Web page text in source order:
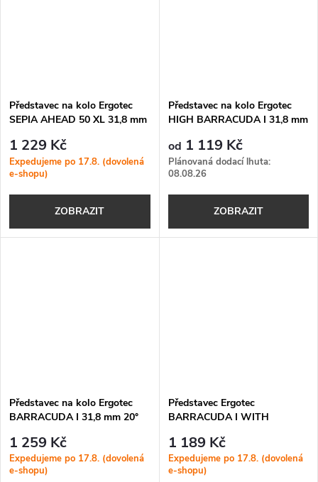
Představec na kolo Ergotec
SEPIA AHEAD 50 XL 31,8 mm
1 229 Kč
Expedujeme po 17.8. (dovolená
e-shopu)
ZOBRAZIT
Představec na kolo Ergotec
HIGH BARRACUDA I 31,8 mm
od 1 119 Kč
Plánovaná dodací lhuta:
08.08.26
ZOBRAZIT
Představec na kolo Ergotec
BARRACUDA I 31,8 mm 20°
1 259 Kč
Expedujeme po 17.8. (dovolená
e-shopu)
Představec Ergotec
BARRACUDA I WITH
1 189 Kč
Expedujeme po 17.8. (dovolená
e-shopu)